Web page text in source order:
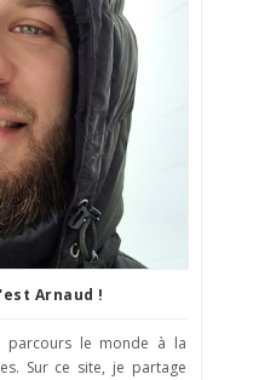
Arnaud !
parcours le monde à la
Sur ce site, je partage